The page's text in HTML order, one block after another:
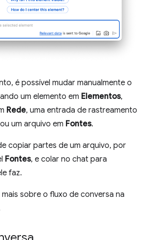
é possível mudar manualmente o
um elemento em Elementos,
Rede, uma entrada de rastreamento
ou um arquivo em Fontes.
copiar partes de um arquivo, por
Fontes, e colar no chat para
faz.
mais sobre o fluxo de conversa na